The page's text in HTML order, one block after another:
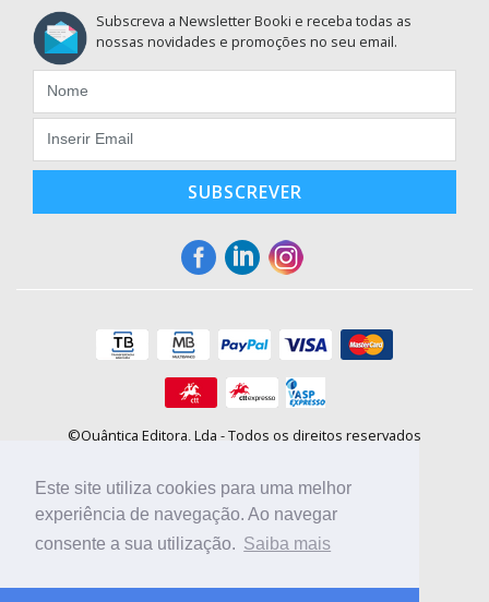
Este site utiliza cookies para uma melhor
experiência de navegação. Ao navegar
consente a sua utilização. Saiba mais
Subscreva a Newsletter Booki e receba todas as
nossas novidades e promoções no seu email.
SUBSCREVER
©Quântica Editora, Lda - Todos os direitos reservados
E-mail: info@booki.pt
Tel.: +351 220 104 872(custo de chamada para a rede fixa